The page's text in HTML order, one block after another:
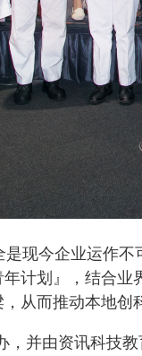
现今企业运作
计划』，结合
从而推动本地创
，并由资讯科技